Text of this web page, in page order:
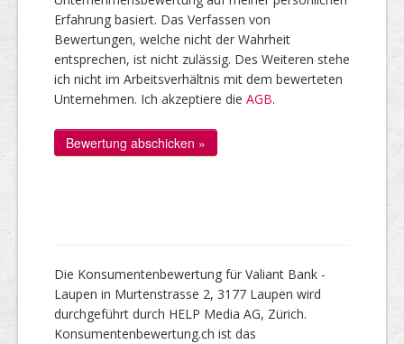
Erfahrung basiert. Das Verfassen von
Bewertungen, welche nicht der Wahrheit
entsprechen, ist nicht zulässig. Des Weiteren stehe
ich nicht im Arbeitsverhältnis mit dem bewerteten
Unternehmen. Ich akzeptiere die AGB.
Die Konsumentenbewertung für Valiant Bank -
Laupen in Murtenstrasse 2, 3177 Laupen wird
durchgeführt durch HELP Media AG, Zürich.
Konsumentenbewertung.ch ist das